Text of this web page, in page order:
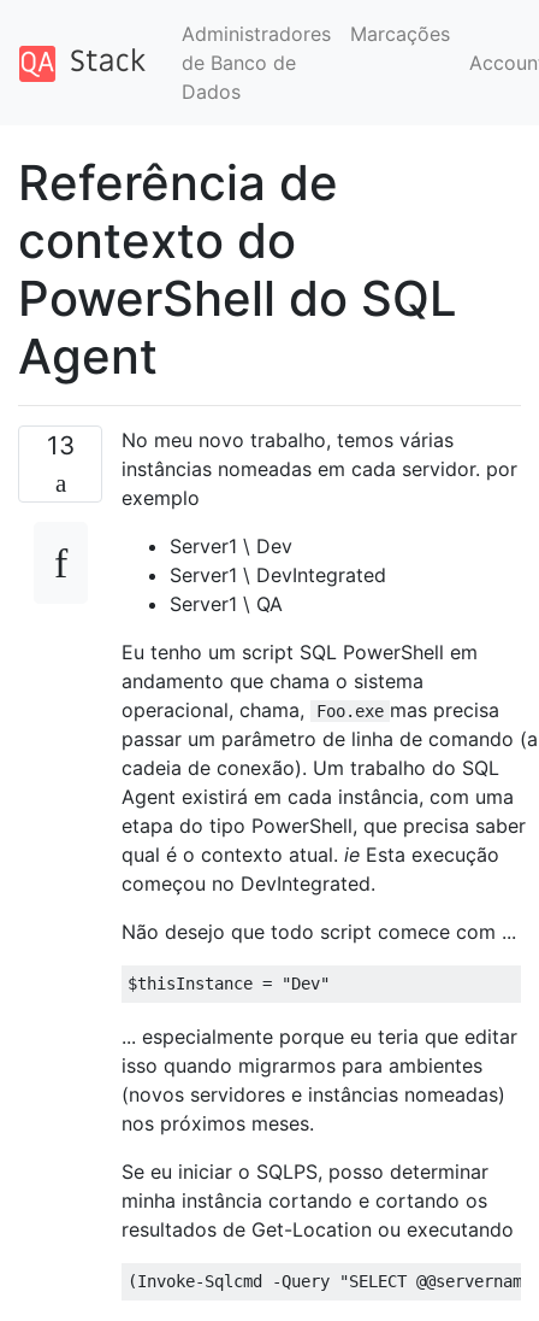
Administradores
de Banco de
Dados
Marcações
Referência de
contexto do
PowerShell do SQL
Agent
13
No meu novo trabalho, temos várias
instâncias nomeadas em cada servidor. por
exemplo
Server1 \ Dev
Server1 \ DevIntegrated
Server1 \ QA
Eu tenho um script SQL PowerShell em
andamento que chama o sistema
operacional, chama,
Foo.exe mas precisa
passar um parâmetro de linha de comando (a
cadeia de conexão). Um trabalho do SQL
Agent existirá em cada instância, com uma
etapa do tipo PowerShell, que precisa saber
qual é o contexto atual. ie Esta execução
começou no DevIntegrated.
Não desejo que todo script comece com ...
$thisInstance = "Dev"
... especialmente porque eu teria que editar
isso quando migrarmos para ambientes
(novos servidores e instâncias nomeadas)
nos próximos meses.
Se eu iniciar o SQLPS, posso determinar
minha instância cortando e cortando os
resultados de Get-Location ou executando
(Invoke-Sqlcmd -Query "SELECT